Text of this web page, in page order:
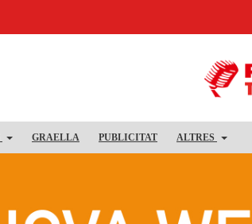
GRAELLA PUBLICITAT ALTRES